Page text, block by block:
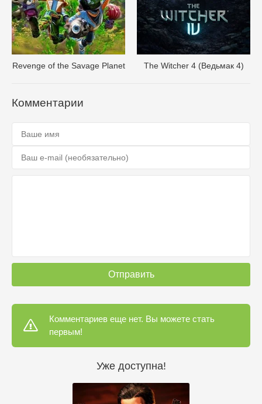
Revenge of the Savage Planet The Witcher 4 (Ведьмак 4)
Комментарии
Отправить
Комментариев еще нет. Вы можете стать
первым!
Уже доступна!